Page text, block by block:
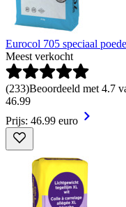
Eurocol 705 speciaal
Meest verkocht
(233)Beoordeeld met 4.7
46.99
Prijs: 46.99 euro